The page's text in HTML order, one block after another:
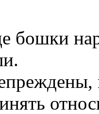
бошки